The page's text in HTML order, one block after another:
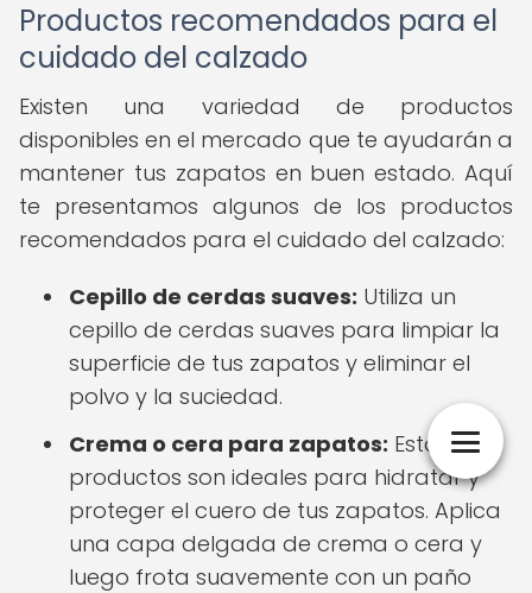
Productos recomendados para el
cuidado del calzado
Existen una variedad de productos
disponibles en el mercado que te ayudarán a
mantener tus zapatos en buen estado. Aquí
te presentamos algunos de los productos
recomendados para el cuidado del calzado:
Cepillo de cerdas suaves: Utiliza un
cepillo de cerdas suaves para limpiar la
superficie de tus zapatos y eliminar el
polvo y la suciedad.
Crema o cera para zapatos: Estos
productos son ideales para hidratar y
proteger el cuero de tus zapatos. Aplica
una capa delgada de crema o cera y
luego frota suavemente con un paño